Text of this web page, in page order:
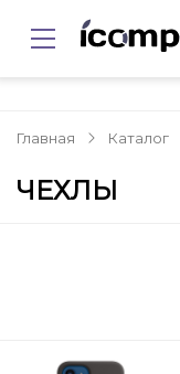
Главная Каталог
ЧЕХЛЫ